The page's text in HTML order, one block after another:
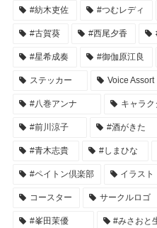
#紡木吏佐 #つむレディ
#古賀葵 #西尾夕香
#星希成奏 #御伽原江良
ステッカー Voice Assort
#八巻アンナ キャラク
#前川涼子 #酒がきた
#青木志貴 #しまひな
#ペイトン倶楽部 イラスト
コースター サークルロゴ
#峯田茉優 #みさおと